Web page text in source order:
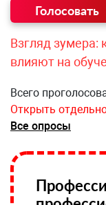
Взгляд зумера:
влияют на
Всего
Открыть
Все опросы